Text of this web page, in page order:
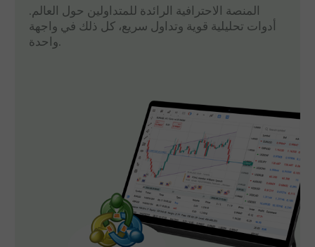
المنصة الاحترافية الرائدة للمتداولين حول العالم.
أدوات تحليلية قوية وتداول سريع، كل ذلك في واجهة
واحدة.